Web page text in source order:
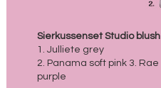
Sierkussenset Studio blush
1. Julliete grey
2. Panama soft pink 3. Rae
purple